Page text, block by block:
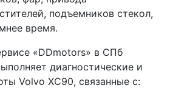
подъемников стекол,
время.
«DDmotors» в СПб
диагностические и
Volvo XC90, связанные с: